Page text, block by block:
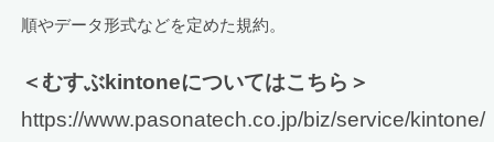
順やデータ形式などを定めた規約。
＜むすぶkintoneについてはこちら＞
https://www.pasonatech.co.jp/biz/service/kintone/